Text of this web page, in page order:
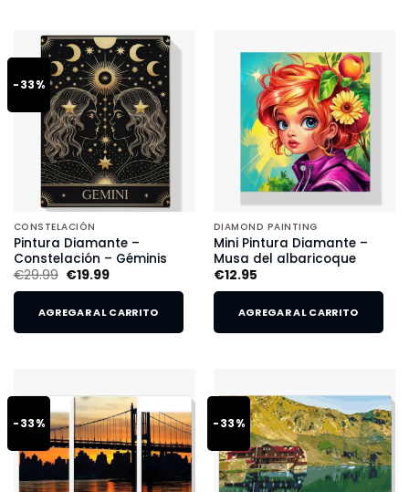
-33%
CONSTELACIÓN
Pintura Diamante –
Constelación – Géminis
€29.99 €19.99
AGREGAR AL CARRITO
DIAMOND PAINTING
Mini Pintura Diamante –
Musa del albaricoque
€12.95
AGREGAR AL CARRITO
-33% -33%